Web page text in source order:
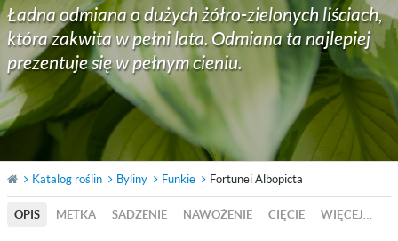
Ładna odmiana o dużych żółro-zielonych liściach,
która zakwita w pełni lata. Odmiana ta najlepiej
prezentuje się w pełnym cieniu.
Katalog roślin Byliny Funkie Fortunei Albopicta
OPIS METKA SADZENIE NAWOŻENIE CIĘCIE WIĘCEJ…